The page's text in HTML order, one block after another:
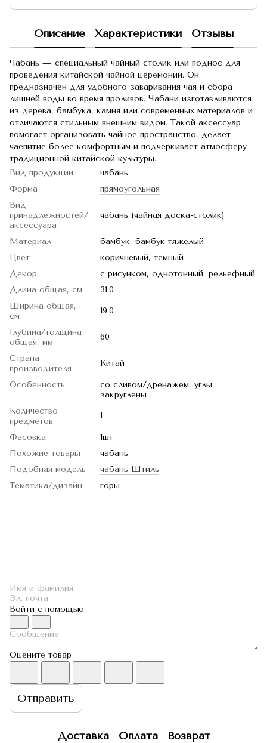
Описание Характеристики Отзывы
Чабань — специальный чайный столик или поднос для
проведения китайской чайной церемонии. Он
предназначен для удобного заваривания чая и сбора
лишней воды во время проливов. Чабани изготавливаются
из дерева, бамбука, камня или современных материалов и
отличаются стильным внешним видом. Такой аксессуар
помогает организовать чайное пространство, делает
чаепитие более комфортным и подчеркивает атмосферу
традиционной китайской культуры.
Вид продукции
чабань
Форма
прямоугольная
Вид
принадлежностей/
аксессуара
чабань (чайная доска-столик)
Материал
бамбук, бамбук тяжелый
Цвет
коричневый, темный
Декор
с рисунком, однотонный, рельефный
Длина общая, см
31.0
Ширина общая,
см
19.0
Глубина/толщина
общая, мм
60
Страна
производителя
Китай
Особенность
со сливом/дренажем, углы
закруглены
Количество
предметов
1
Фасовка
1шт
Похожие товары
чабань
Подобная модель
чабань Штиль
Тематика/дизайн
горы
Войти с помощью
Оцените товар
Отправить
Доставка Оплата Возврат